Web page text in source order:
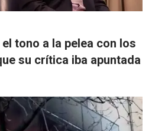
tono a la pelea con los
su crítica iba apuntada